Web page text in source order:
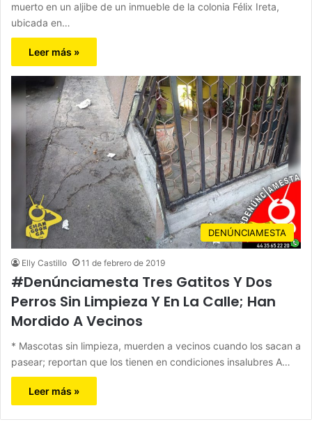
muerto en un aljibe de un inmueble de la colonia Félix Ireta,
ubicada en…
Leer más »
DENÚNCIAMESTA
Elly Castillo 11 de febrero de 2019
#Denúnciamesta Tres Gatitos Y Dos
Perros Sin Limpieza Y En La Calle; Han
Mordido A Vecinos
* Mascotas sin limpieza, muerden a vecinos cuando los sacan a
pasear; reportan que los tienen en condiciones insalubres A…
Leer más »